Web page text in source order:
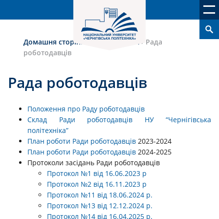
Домашня сторінка›Якість освіти › Рада
роботодавців
Рада роботодавців
Положення про Раду роботодавців
Склад Ради роботодавців НУ “Чернігівська
політехніка”
План роботи Ради роботодавців 2023-2024
План роботи Ради роботодавців 2024-2025
Протоколи засідань Ради роботодавців
Протокол №1 від 16.06.2023 р
Протокол №2 від 16.11.2023 р
Протокол №11 від 18.06.2024 р.
Протокол №13 від 12.12.2024 р.
Протокол №14 від 16.04.2025 р.